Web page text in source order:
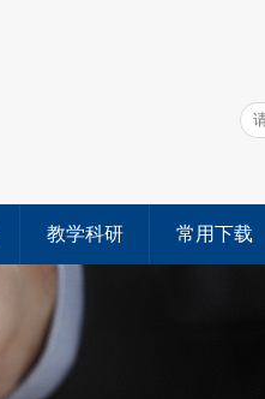
教学科研 常用下载